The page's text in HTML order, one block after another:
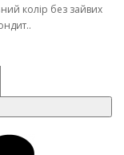
колір без зайвих